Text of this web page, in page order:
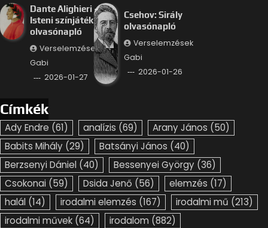
Dante Alighieri –
Isteni színjáték
olvasónapló
Verselemzések
Gabi
2026-01-27
Csehov: Sirály
olvasónapló
Verselemzések
Gabi
2026-01-26
Címkék
Ady Endre (61) analízis (69) Arany János (50)
Babits Mihály (29) Batsányi János (40)
Berzsenyi Dániel (40) Bessenyei György (36)
Csokonai (59) Dsida Jenő (56) elemzés (17)
halál (14) irodalmi elemzés (167) irodalmi mű (213)
irodalmi művek (64) irodalom (882)